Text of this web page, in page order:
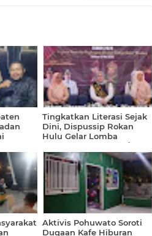
Tingkatkan Literasi Sejak
Dini, Dispussip Rokan
Hulu Gelar Lomba
Bertutur Tingkat SD/MI
Aktivis Pohuwato Soroti
Dugaan Kafe Hiburan